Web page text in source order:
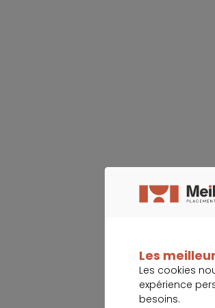
Les
Les cookies
expérience
besoins.